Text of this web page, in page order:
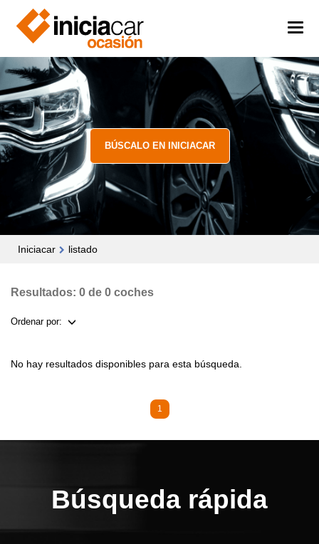
BÚSCALO EN INICIACAR
Iniciacar listado
Resultados: 0 de 0 coches
Ordenar por:
No hay resultados disponibles para esta búsqueda.
1
Búsqueda rápida